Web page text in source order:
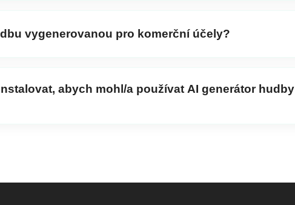
vygenerovanou pro komerční účely?
abych mohl/a používat AI generátor hudby